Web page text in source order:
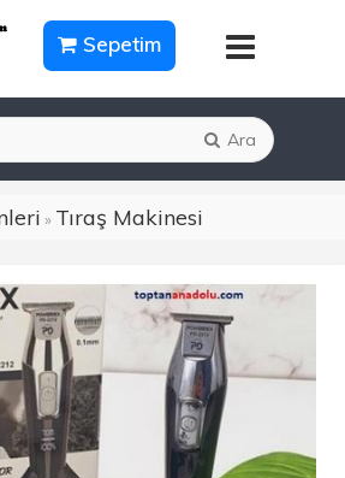
Sepetim
Ara
» Tıraş Makinesi